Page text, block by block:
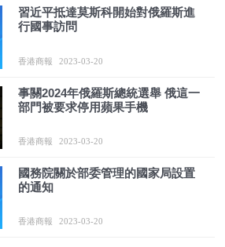
習近平抵達莫斯科開始對俄羅斯進
行國事訪問
香港商報 2023-03-20
事關2024年俄羅斯總統選舉 俄這一
部門被要求停用蘋果手機
香港商報 2023-03-20
國務院關於部委管理的國家局設置
的通知
香港商報 2023-03-20